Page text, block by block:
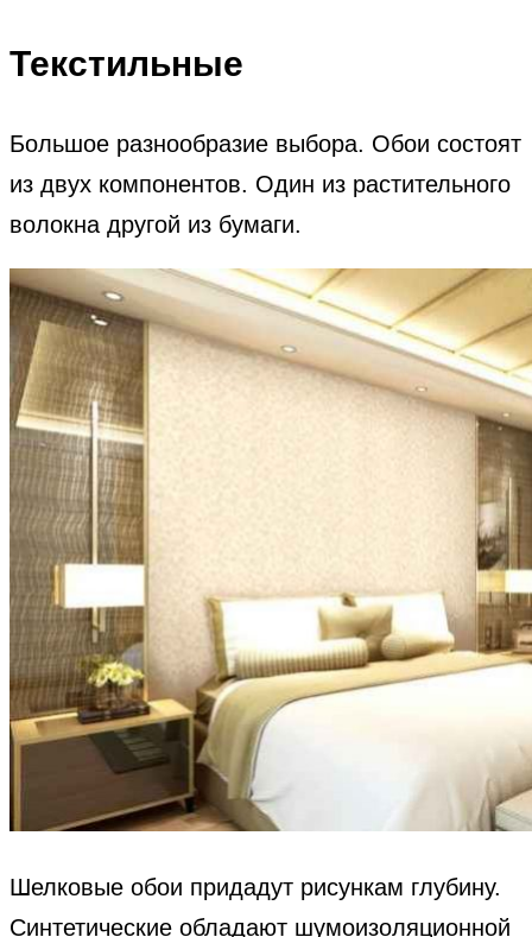
Текстильные
Большое разнообразие выбора. Обои состоят
из двух компонентов. Один из растительного
волокна другой из бумаги.
Шелковые обои придадут рисункам глубину.
Синтетические обладают шумоизоляционной